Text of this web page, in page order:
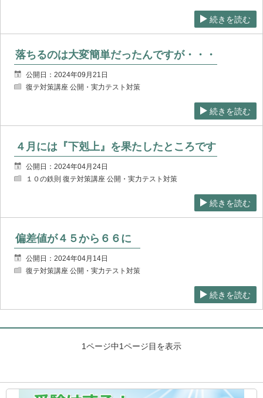
続きを読む
落ちるのは大変簡単だったんですが・・・
公開日：2024年09月21日
復テ対策講座 公開・実力テスト対策
続きを読む
４月には『下剋上』を果たしたところです
公開日：2024年04月24日
１０の鉄則 復テ対策講座 公開・実力テスト対策
続きを読む
偏差値が４５から６６に
公開日：2024年04月14日
復テ対策講座 公開・実力テスト対策
続きを読む
1ページ中1ページ目を表示